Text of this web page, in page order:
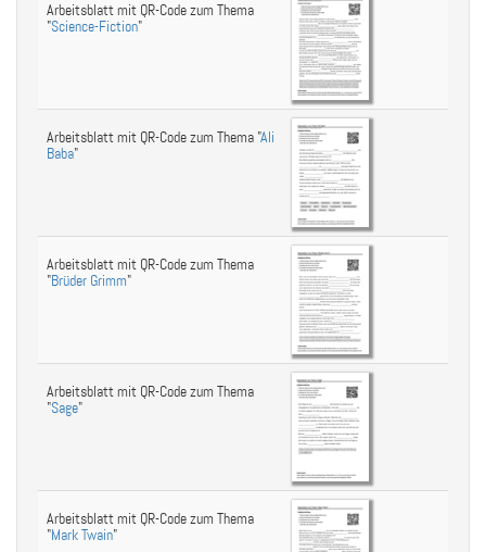
Arbeitsblatt mit QR-Code zum Thema
"Science-Fiction"
Arbeitsblatt mit QR-Code zum Thema "Ali
Baba"
Arbeitsblatt mit QR-Code zum Thema
"Brüder Grimm"
Arbeitsblatt mit QR-Code zum Thema
"Sage"
Arbeitsblatt mit QR-Code zum Thema
"Mark Twain"